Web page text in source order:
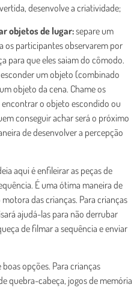
desenvolve a criatividade;
objetos de lugar:separe um
os participantes observarem por
para que eles saiam do cômodo.
um objeto (combinado
objeto da cena. Chame os
o objeto escondido ou
conseguir achar será o próximo
de desenvolver a percepção
aqui é enfileirar as peças de
É uma ótima maneira de
das crianças. Para crianças
ajudá-las para não derrubar
de filmar a sequência e enviar
opções. Para crianças
quebra-cabeça, jogos de memória